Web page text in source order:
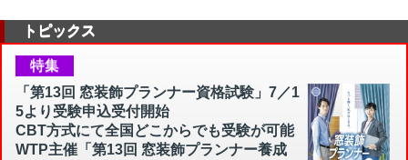
トピックス
特集
「第13回 窓装飾プランナー資格試験」7／1
5より受験申込受付開始
CBT方式にて全国どこからでも受験が可能
WTP主催「第13回 窓装飾プランナー養成